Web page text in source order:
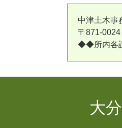
中津土木事
〒871-
◆◆所内各
大